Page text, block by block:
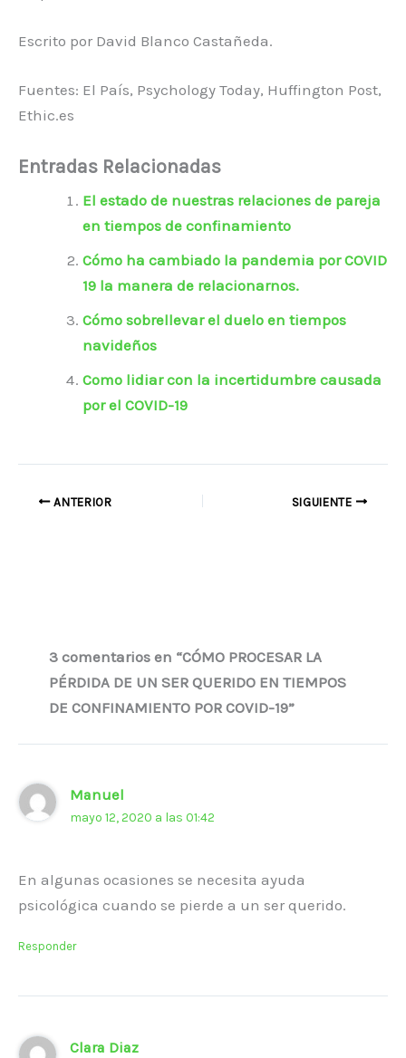
Escrito por David Blanco Castañeda.
Fuentes: El País, Psychology Today, Huffington Post,
Ethic.es
Entradas Relacionadas
El estado de nuestras relaciones de pareja
en tiempos de confinamiento
Cómo ha cambiado la pandemia por COVID
19 la manera de relacionarnos.
Cómo sobrellevar el duelo en tiempos
navideños
Como lidiar con la incertidumbre causada
por el COVID-19
ANTERIOR SIGUIENTE
3 comentarios en “CÓMO PROCESAR LA
PÉRDIDA DE UN SER QUERIDO EN TIEMPOS
DE CONFINAMIENTO POR COVID-19”
Manuel
mayo 12, 2020 a las 01:42
En algunas ocasiones se necesita ayuda
psicológica cuando se pierde a un ser querido.
Responder
Clara Diaz